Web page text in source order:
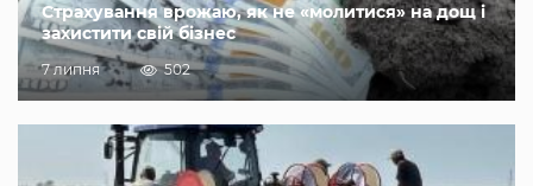
Страхування врожаю, як не «молитися» на дощ і
захистити свій бізнес
7 липня 502